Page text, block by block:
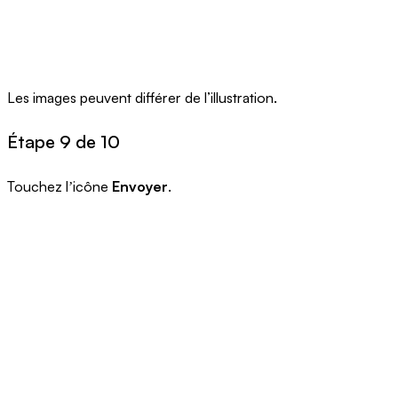
Les images peuvent différer de l’illustration.
Étape 9 de 10
Touchez lʼicône Envoyer.